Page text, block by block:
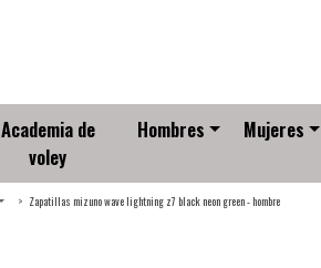
Academia de
voley
Hombres Mujeres
Zapatillas mizuno wave lightning z7 black neon green - hombre